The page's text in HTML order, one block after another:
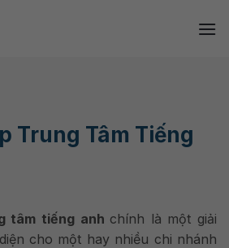
Trung Tâm Tiếng
tâm tiếng anh chính là một giải
cho một hay nhiều chi nhánh